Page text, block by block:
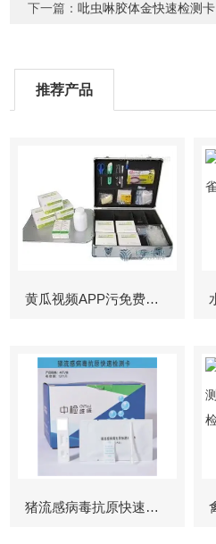
下一篇：吡虫啉胶体金快速检测卡
推荐产品
黄瓜视频APP污免费下载
猪流感病毒抗原快速检测卡